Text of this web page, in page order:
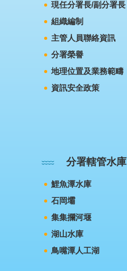
現任分署長/副分署長
組織編制
主管人員聯絡資訊
分署榮譽
地理位置及業務範疇
資訊安全政策
分署轄管水庫
鯉魚潭水庫
石岡壩
集集攔河堰
湖山水庫
鳥嘴潭人工湖